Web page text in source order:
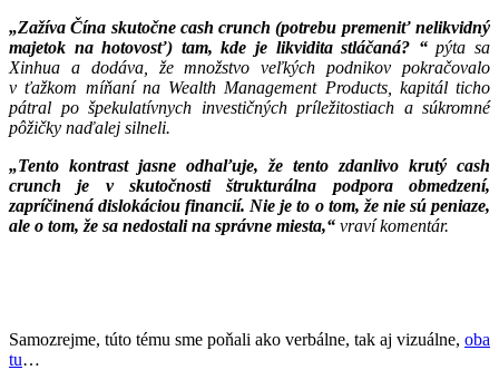
„Zažíva Čína skutočne cash crunch (potrebu premeniť nelikvidný
majetok na hotovosť) tam, kde je likvidita stláčaná? “ pýta sa
Xinhua a dodáva, že množstvo veľkých podnikov pokračovalo
v ťažkom míňaní na Wealth Management Products, kapitál ticho
pátral po špekulatívnych investičných príležitostiach a súkromné
pôžičky naďalej silneli.
„Tento kontrast jasne odhaľuje, že tento zdanlivo krutý cash
crunch je v skutočnosti štrukturálna podpora obmedzení,
zapríčinená dislokáciou financií. Nie je to o tom, že nie sú peniaze,
ale o tom, že sa nedostali na správne miesta,“ vraví komentár.
Samozrejme, túto tému sme poňali ako verbálne, tak aj vizuálne, oba
tu…